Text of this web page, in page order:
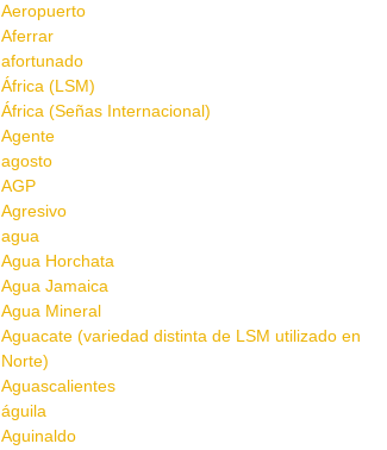
Aeropuerto
Aferrar
afortunado
África (LSM)
África (Señas Internacional)
Agente
agosto
AGP
Agresivo
agua
Agua Horchata
Agua Jamaica
Agua Mineral
Aguacate (variedad distinta de LSM utilizado en
Norte)
Aguascalientes
águila
Aguinaldo